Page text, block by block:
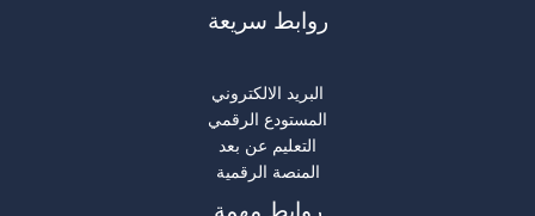
روابط سريعة
البريد الالكتروني
المستودع الرقمي
التعليم عن بعد
المنصة الرقمية
روابط مهمة